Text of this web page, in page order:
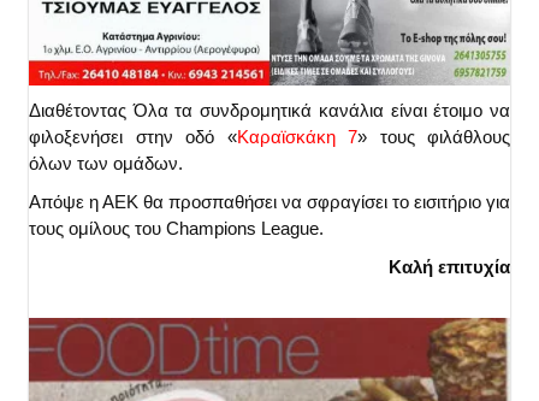
Διαθέτοντας Όλα τα συνδρομητικά κανάλια είναι έτοιμο να
φιλοξενήσει στην οδό «Καραϊσκάκη 7» τους φιλάθλους
όλων των ομάδων.
Απόψε η ΑΕΚ θα προσπαθήσει να σφραγίσει το εισιτήριο για
τους ομίλους του Champions League.
Καλή επιτυχία